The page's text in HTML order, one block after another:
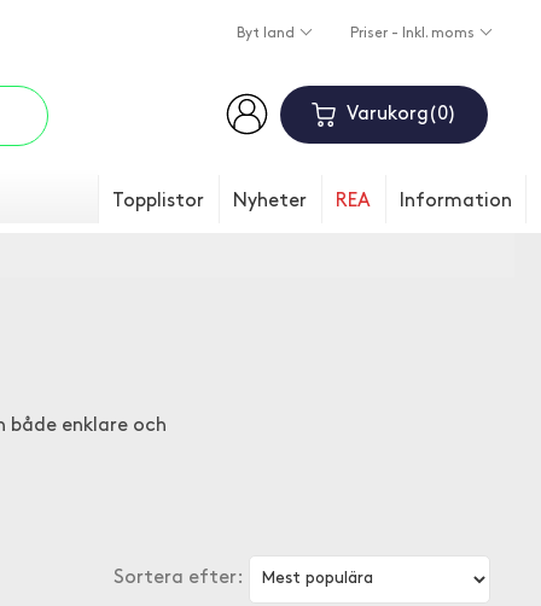
Byt land Priser - Inkl. moms
Varukorg 0
Topplistor Nyheter REA Information
enklare och
Sortera efter: